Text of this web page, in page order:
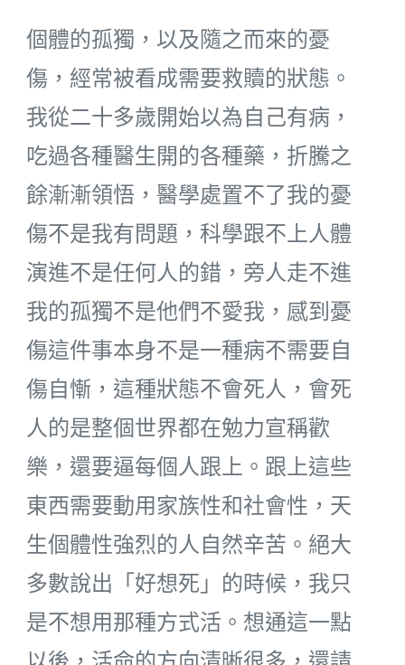
個體的孤獨，以及隨之而來的憂
傷，經常被看成需要救贖的狀態。
我從二十多歲開始以為自己有病，
吃過各種醫生開的各種藥，折騰之
餘漸漸領悟，醫學處置不了我的憂
傷不是我有問題，科學跟不上人體
演進不是任何人的錯，旁人走不進
我的孤獨不是他們不愛我，感到憂
傷這件事本身不是一種病不需要自
傷自慚，這種狀態不會死人，會死
人的是整個世界都在勉力宣稱歡
樂，還要逼每個人跟上。跟上這些
東西需要動用家族性和社會性，天
生個體性強烈的人自然辛苦。絕大
多數說出「好想死」的時候，我只
是不想用那種方式活。想通這一點